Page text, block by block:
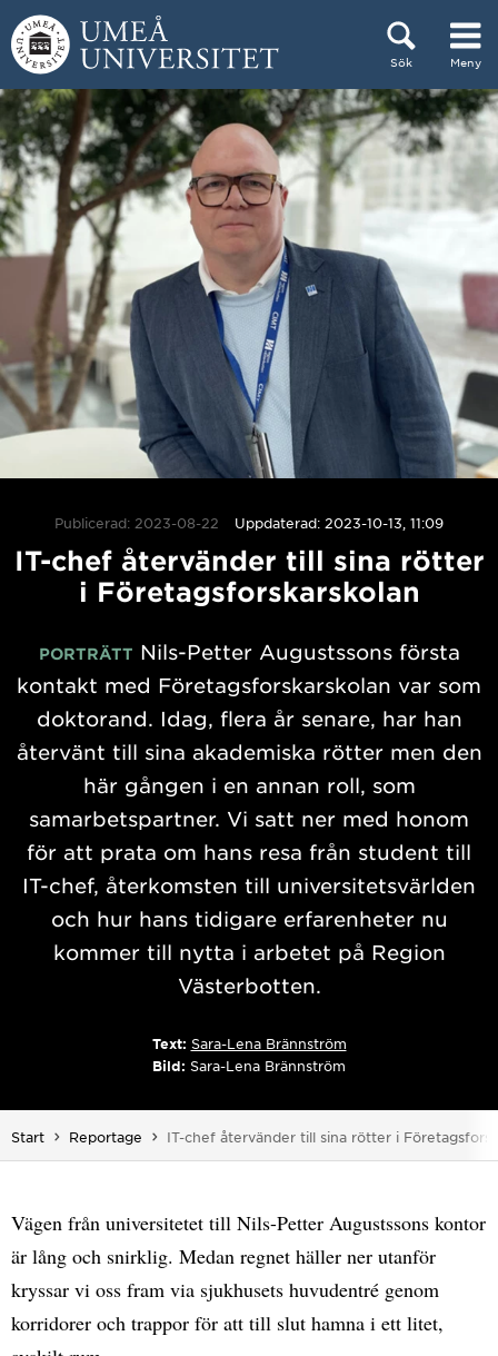
Hoppa direkt till innehållet
Sök Meny
Huvudmenyn dold.
Publicerad: 2023-08-22 Uppdaterad: 2023-10-13, 11:09
IT-chef återvänder till sina rötter
i Företagsforskarskolan
PORTRÄTT Nils-Petter Augustssons första
kontakt med Företagsforskarskolan var som
doktorand. Idag, flera år senare, har han
återvänt till sina akademiska rötter men den
här gången i en annan roll, som
samarbetspartner. Vi satt ner med honom
för att prata om hans resa från student till
IT-chef, återkomsten till universitetsvärlden
och hur hans tidigare erfarenheter nu
kommer till nytta i arbetet på Region
Västerbotten.
Text: Sara-Lena Brännström
Bild: Sara-Lena Brännström
Start Reportage Du är här:
IT-chef återvänder till sina rötter i
Vägen från universitetet till Nils-Petter Augustssons kontor
är lång och snirklig. Medan regnet häller ner utanför
kryssar vi oss fram via sjukhusets huvudentré genom
korridorer och trappor för att till slut hamna i ett litet,